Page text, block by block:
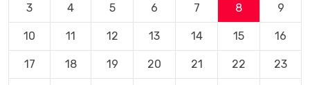
3 4 5 6 7 8 9
10 11 12 13 14 15 16
17 18 19 20 21 22 23